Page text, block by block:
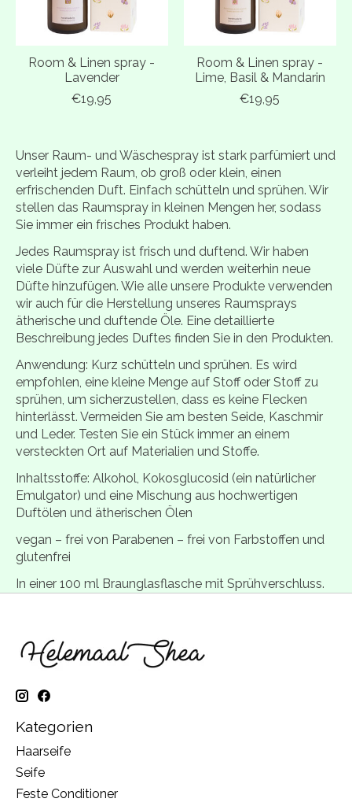
Room & Linen spray -
Lavender
€19,95
Room & Linen spray -
Lime, Basil & Mandarin
€19,95
Unser Raum- und Wäschespray ist stark parfümiert und
verleiht jedem Raum, ob groß oder klein, einen
erfrischenden Duft. Einfach schütteln und sprühen. Wir
stellen das Raumspray in kleinen Mengen her, sodass
Sie immer ein frisches Produkt haben.
Jedes Raumspray ist frisch und duftend. Wir haben
viele Düfte zur Auswahl und werden weiterhin neue
Düfte hinzufügen. Wie alle unsere Produkte verwenden
wir auch für die Herstellung unseres Raumsprays
ätherische und duftende Öle. Eine detaillierte
Beschreibung jedes Duftes finden Sie in den Produkten.
Anwendung: Kurz schütteln und sprühen. Es wird
empfohlen, eine kleine Menge auf Stoff oder Stoff zu
sprühen, um sicherzustellen, dass es keine Flecken
hinterlässt. Vermeiden Sie am besten Seide, Kaschmir
und Leder. Testen Sie ein Stück immer an einem
versteckten Ort auf Materialien und Stoffe.
Inhaltsstoffe: Alkohol, Kokosglucosid (ein natürlicher
Emulgator) und eine Mischung aus hochwertigen
Duftölen und ätherischen Ölen
vegan – frei von Parabenen – frei von Farbstoffen und
glutenfrei
In einer 100 ml Braunglasflasche mit Sprühverschluss.
Kategorien
Haarseife
Seife
Feste Conditioner